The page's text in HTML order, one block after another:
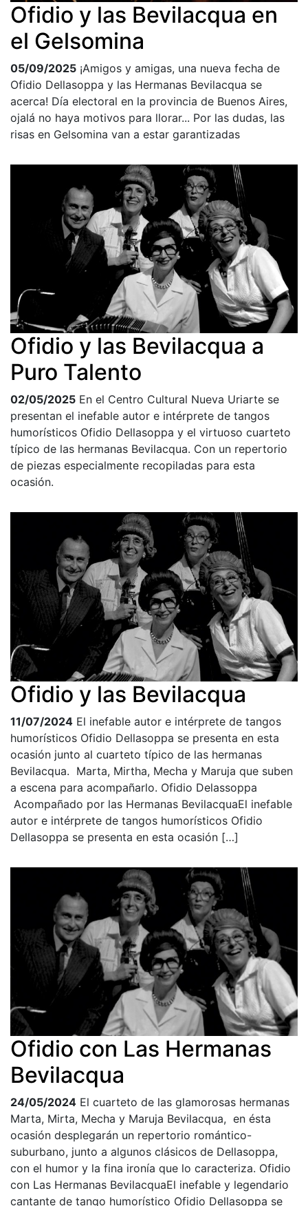
Ofidio y las Bevilacqua en
el Gelsomina
05/09/2025 ¡Amigos y amigas, una nueva fecha de
Ofidio Dellasoppa y las Hermanas Bevilacqua se
acerca! Día electoral en la provincia de Buenos Aires,
ojalá no haya motivos para llorar... Por las dudas, las
risas en Gelsomina van a estar garantizadas
Ofidio y las Bevilacqua a
Puro Talento
02/05/2025 En el Centro Cultural Nueva Uriarte se
presentan el inefable autor e intérprete de tangos
humorísticos Ofidio Dellasoppa y el virtuoso cuarteto
típico de las hermanas Bevilacqua. Con un repertorio
de piezas especialmente recopiladas para esta
ocasión.
Ofidio y las Bevilacqua
11/07/2024 El inefable autor e intérprete de tangos
humorísticos Ofidio Dellasoppa se presenta en esta
ocasión junto al cuarteto típico de las hermanas
Bevilacqua. Marta, Mirtha, Mecha y Maruja que suben
a escena para acompañarlo. Ofidio Delassoppa
Acompañado por las Hermanas BevilacquaEl inefable
autor e intérprete de tangos humorísticos Ofidio
Dellasoppa se presenta en esta ocasión […]
Ofidio con Las Hermanas
Bevilacqua
24/05/2024 El cuarteto de las glamorosas hermanas
Marta, Mirta, Mecha y Maruja Bevilacqua, en ésta
ocasión desplegarán un repertorio romántico-
suburbano, junto a algunos clásicos de Dellasoppa,
con el humor y la fina ironía que lo caracteriza. Ofidio
con Las Hermanas BevilacquaEl inefable y legendario
cantante de tango humorístico Ofidio Dellasoppa se